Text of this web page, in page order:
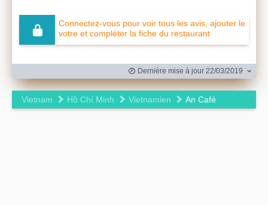
Connectez-vous pour voir tous les avis, ajouter le
votre et compléter la fiche du restaurant
Dernière mise à jour 22/03/2019
Vietnam Hồ Chí Minh Vietnamien An Café